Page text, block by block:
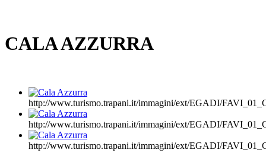
CALA AZZURRA
http://www.turismo.trapani.it/immagini/ext/EGADI/
http://www.turismo.trapani.it/immagini/ext/EGADI/
http://www.turismo.trapani.it/immagini/ext/EGADI/